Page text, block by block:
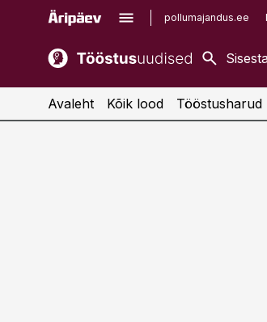
pollumajandus.ee
kaubandus.ee
kinnisvarauudised.ee
Avaleht Kõik lood Tööstusharud